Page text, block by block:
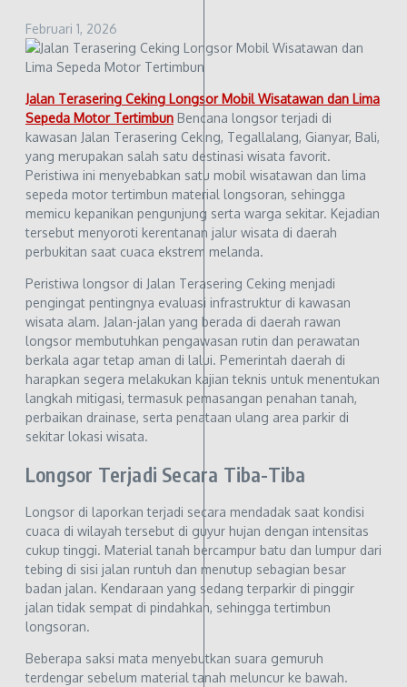
Februari 1, 2026
Jalan Terasering Ceking Longsor Mobil Wisatawan dan Lima
Sepeda Motor Tertimbun Bencana longsor terjadi di
kawasan Jalan Terasering Ceking, Tegallalang, Gianyar, Bali,
yang merupakan salah satu destinasi wisata favorit.
Peristiwa ini menyebabkan satu mobil wisatawan dan lima
sepeda motor tertimbun material longsoran, sehingga
memicu kepanikan pengunjung serta warga sekitar. Kejadian
tersebut menyoroti kerentanan jalur wisata di daerah
perbukitan saat cuaca ekstrem melanda.
Peristiwa longsor di Jalan Terasering Ceking menjadi
pengingat pentingnya evaluasi infrastruktur di kawasan
wisata alam. Jalan-jalan yang berada di daerah rawan
longsor membutuhkan pengawasan rutin dan perawatan
berkala agar tetap aman di lalui. Pemerintah daerah di
harapkan segera melakukan kajian teknis untuk menentukan
langkah mitigasi, termasuk pemasangan penahan tanah,
perbaikan drainase, serta penataan ulang area parkir di
sekitar lokasi wisata.
Longsor Terjadi Secara Tiba-Tiba
Longsor di laporkan terjadi secara mendadak saat kondisi
cuaca di wilayah tersebut di guyur hujan dengan intensitas
cukup tinggi. Material tanah bercampur batu dan lumpur dari
tebing di sisi jalan runtuh dan menutup sebagian besar
badan jalan. Kendaraan yang sedang terparkir di pinggir
jalan tidak sempat di pindahkan, sehingga tertimbun
longsoran.
Beberapa saksi mata menyebutkan suara gemuruh
terdengar sebelum material tanah meluncur ke bawah.